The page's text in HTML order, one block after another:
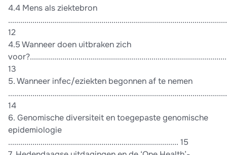
4.4 Mens als ziektebron
12
4.5 Wanneer doen uitbraken zich
13
5. Wanneer infec/eziekten begonnen af te nemen
14
6. Genomische diversiteit en toegepaste genomische
epidemiologie
.................................................................................... 15